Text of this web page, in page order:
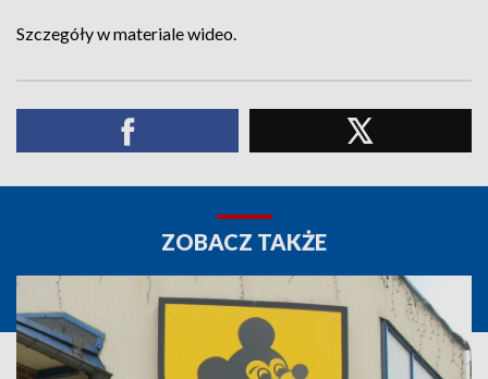
Szczegóły w materiale wideo.
ZOBACZ TAKŻE